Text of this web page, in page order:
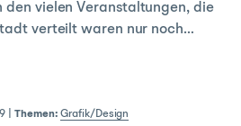
den vielen Veranstaltungen, die
verteilt waren nur noch…
| Themen: Grafik/Design